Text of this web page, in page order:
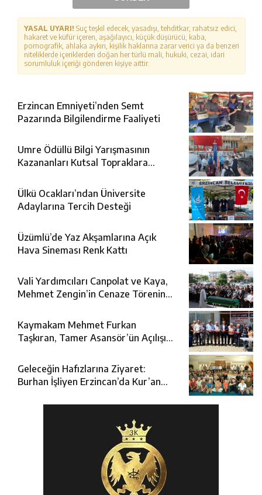
YASAL UYARI! Suç teşkil edecek, yasadışı, tehditkar, rahatsız edici,
hakaret ve küfür içeren, aşağılayıcı, küçük düşürücü, kaba,
pornografik, ahlaka aykırı, kişilik haklarına zarar verici ya da benzeri
niteliklerde içeriklerden doğan her türlü mali, hukuki, cezai, idari
sorumluluk içeriği gönderen kişiye aittir.
Erzincan Emniyeti’nden Semt
Pazarında Bilgilendirme Faaliyeti
Umre Ödüllü Bilgi Yarışmasının
Kazananları Kutsal Topraklara
Ülkü Ocakları’ndan Üniversite
Adaylarına Tercih Desteği
Üzümlü’de Yaz Akşamlarına Açık
Hava Sineması Renk Kattı
Vali Yardımcıları Canpolat ve Kaya,
Mehmet Zengin’in Cenaze Törenine
Kaymakam Mehmet Furkan
Taşkıran, Tamer Asansör’ün Açılışına
Geleceğin Hafızlarına Ziyaret:
Burhan İşliyen Erzincan’da Kur’an